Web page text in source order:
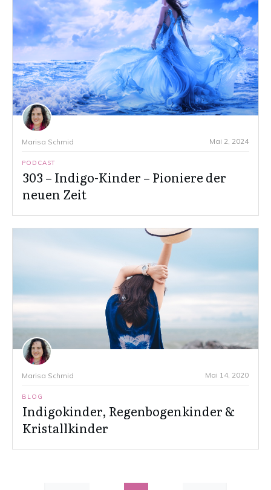
Marisa Schmid Mai 2, 2024
PODCAST
303 – Indigo-Kinder – Pioniere der
neuen Zeit
Marisa Schmid Mai 14, 2020
BLOG
Indigokinder, Regenbogenkinder &
Kristallkinder